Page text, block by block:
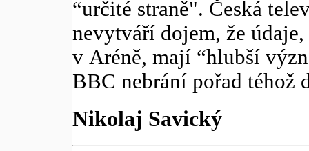
“určité straně". Česká
nevytváří dojem, že
v Aréně, mají “hlubší
BBC nebrání pořad téhož
Nikolaj Savický